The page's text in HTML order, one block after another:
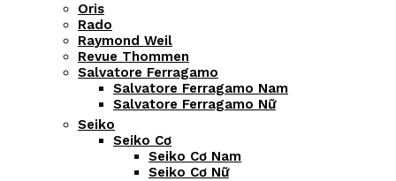
Oris
Rado
Raymond Weil
Revue Thommen
Salvatore Ferragamo
Salvatore Ferragamo Nam
Salvatore Ferragamo Nữ
Seiko
Seiko Cơ
Seiko Cơ Nam
Seiko Cơ Nữ